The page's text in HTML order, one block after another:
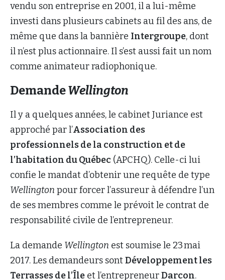
vendu son entreprise en 2001, il a lui-même
investi dans plusieurs cabinets au fil des ans, de
même que dans la bannière Intergroupe, dont
il n’est plus actionnaire. Il s’est aussi fait un nom
comme animateur radiophonique.
DemandeWellington
Il y a quelques années, le cabinet Juriance est
approché par l’Association des
professionnels de la construction et de
l’habitation du Québec (APCHQ). Celle-ci lui
confie le mandat d’obtenir une requête de type
Wellington pour forcer l’assureur à défendre l’un
de ses membres comme le prévoit le contrat de
responsabilité civile de l’entrepreneur.
La demande Wellington est soumise le 23 mai
2017. Les demandeurs sontDéveloppement les
Terrasses de l’Île et l’entrepreneurDarcon.